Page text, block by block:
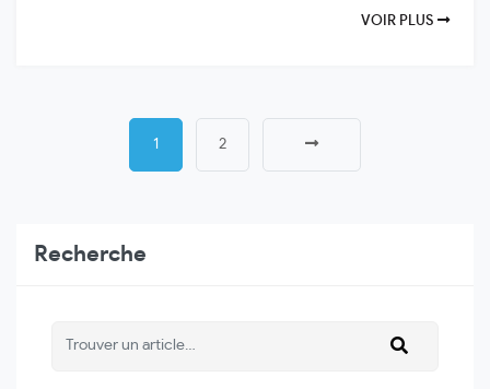
VOIR PLUS
1 2
Recherche